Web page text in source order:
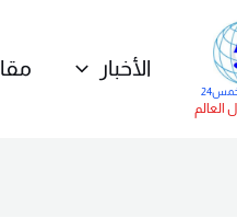
العالم
الأخبار